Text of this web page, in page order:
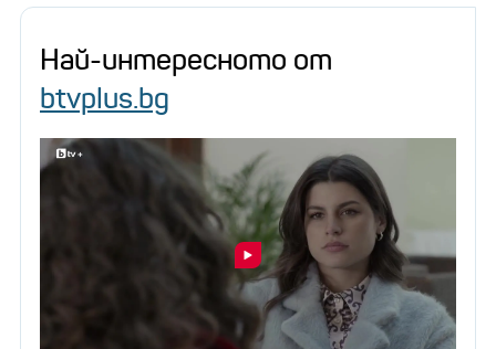
Най-интересното от
btvplus.bg